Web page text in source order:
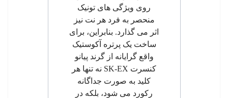
روی ویژگی های تونیک
منحصر به فرد هر نت نیز
اثر می گذارد. بنابراین، برای
ساخت یک پرتره آکوستیک
واقع گرایانه از گرند پیانو
کنسرت SK-EX نه تنها هر
کلید به صورت جداگانه
رکورد می شود، بلکه در